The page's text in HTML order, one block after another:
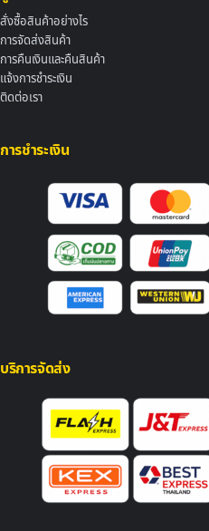
สั่งซื้อสินค้าอย่างไร
การจัดส่งสินค้า
การคืนเงินและคืนสินค้า
แจ้งการชำระเงิน
ติดต่อเรา
การชำระเงิน
บริการจัดส่ง